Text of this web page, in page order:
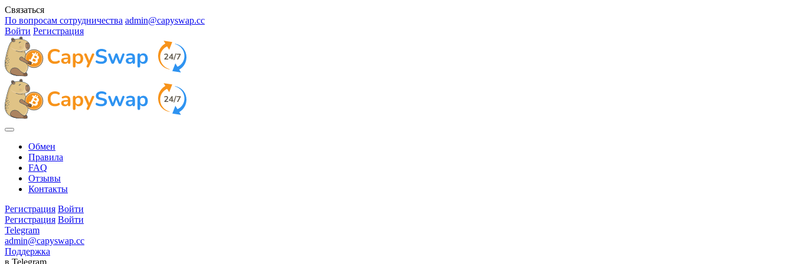
Связаться
По вопросам сотрудничества admin@capyswap.cc
Войти Регистрация
Обмен
Правила
FAQ
Отзывы
Контакты
Регистрация Войти
Регистрация Войти
Telegram
admin@capyswap.cc
Поддержка
в Telegram